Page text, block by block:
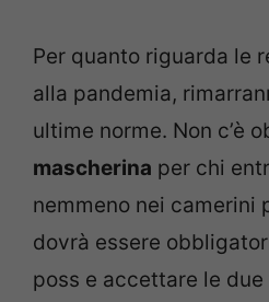
Per quanto riguarda le
alla pandemia,
ultime norme. Non c’è
mascherina per chi
nemmeno nei camerini
dovrà essere
poss e accettare le due